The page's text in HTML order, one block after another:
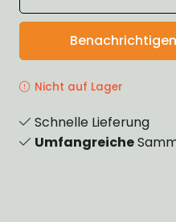
Nicht auf Lager
Schnelle Lieferung
Umfangreiche